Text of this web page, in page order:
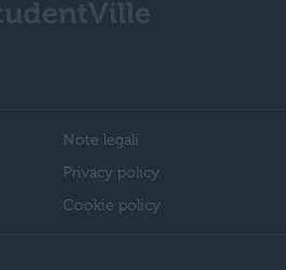
Note legali
Privacy policy
Cookie policy